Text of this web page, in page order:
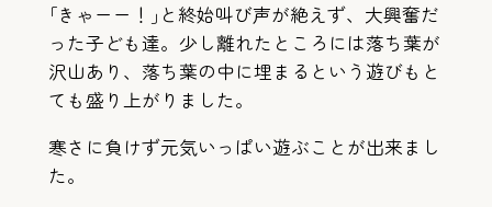
｢きゃーー！｣と終始叫び声が絶えず、大興奮だ
った子ども達。少し離れたところには落ち葉が
沢山あり、落ち葉の中に埋まるという遊びもと
ても盛り上がりました。
寒さに負けず元気いっぱい遊ぶことが出来まし
た。